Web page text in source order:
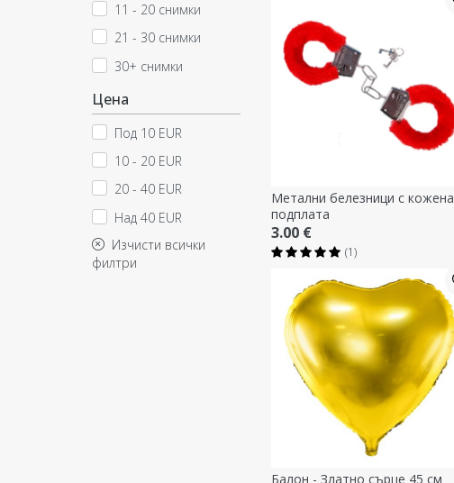
11 - 20 снимки
21 - 30 снимки
30+ снимки
Цена
Под 10 EUR
10 - 20 EUR
20 - 40 EUR
Над 40 EUR
Изчисти всички
филтри
Метални белезници с кожена
подплата
3.00 €
(1)
Балон - Златно сърце 45 см